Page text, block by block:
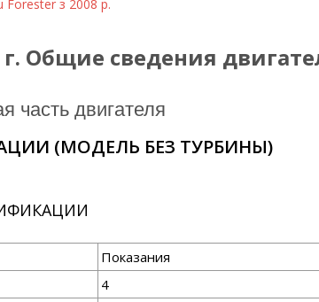
Forester з 2008 р.
Общие сведения
часть двигателя
(МОДЕЛЬ БЕЗ ТУРБИНЫ)
Показания
4